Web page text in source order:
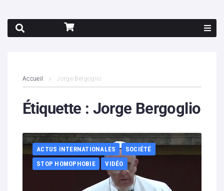
Contenus litigieux
Boutique
Accueil Jorge Bergoglio
Étiquette : Jorge Bergoglio
ACTUS INTERNATIONALES
SOCIÉTÉ
STOP HOMOPHOBIE
VIDÉO